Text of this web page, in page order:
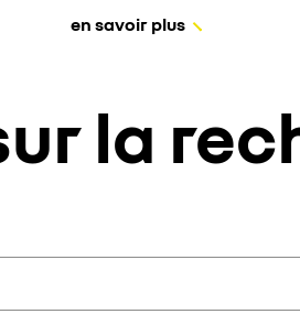
en savoir plus
la
semper sed eget ligula. Aliquam erat